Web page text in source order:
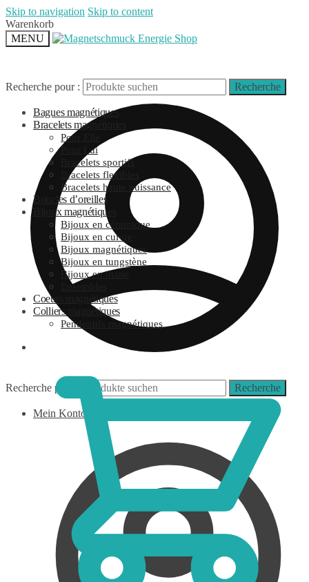
Skip to navigation Skip to content
Warenkorb
MENU
Recherche pour : Recherche
Mein Konto
Recherche pour : Recherche
Bagues magnétiques
Bracelets magnétiques
Pour Elle
Pour Lui
Bracelets sportifs
Bracelets flexibles
Bracelets haute puissance
Boucles d’oreilles
Bijoux magnétiques
Bijoux en céramique
Bijoux en cuivre
Bijoux magnétiques
Bijoux en tungstène
Bijoux en titane
Ensembles
Coeurs magnétiques
Colliers magnétiques
Pendentifs magnétiques